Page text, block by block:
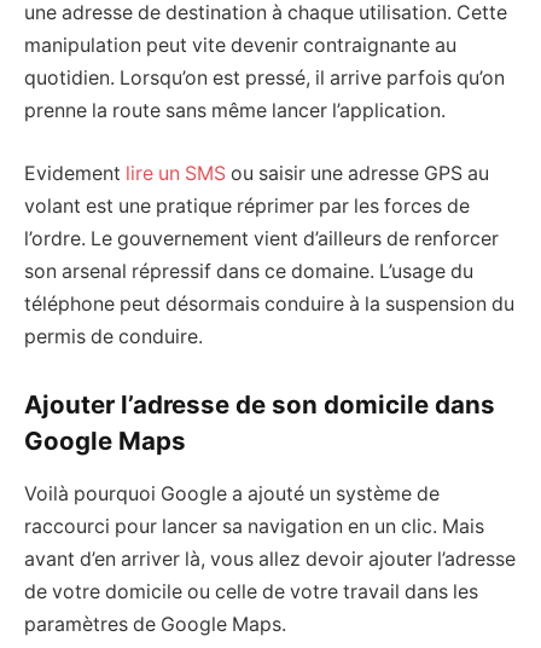
une adresse de destination à chaque utilisation. Cette
manipulation peut vite devenir contraignante au
quotidien. Lorsqu’on est pressé, il arrive parfois qu’on
prenne la route sans même lancer l’application.
Evidement lire un SMS ou saisir une adresse GPS au
volant est une pratique réprimer par les forces de
l’ordre. Le gouvernement vient d’ailleurs de renforcer
son arsenal répressif dans ce domaine. L’usage du
téléphone peut désormais conduire à la suspension du
permis de conduire.
Ajouter l’adresse de son domicile dans
Google Maps
Voilà pourquoi Google a ajouté un système de
raccourci pour lancer sa navigation en un clic. Mais
avant d’en arriver là, vous allez devoir ajouter l’adresse
de votre domicile ou celle de votre travail dans les
paramètres de Google Maps.